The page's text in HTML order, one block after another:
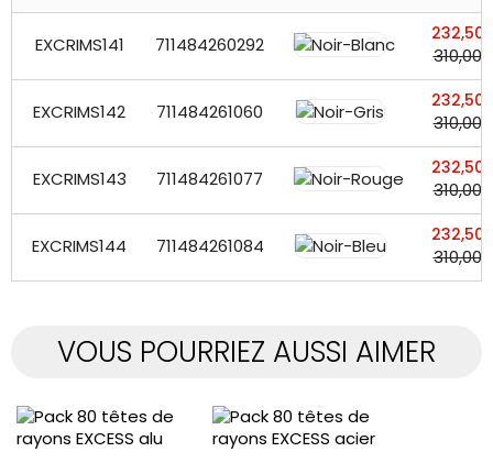
EXCRIMS141 711484260292 232,50
310,00
EXCRIMS142 711484261060 232,50
310,00
EXCRIMS143 711484261077 232,50
310,00
EXCRIMS144 711484261084 232,50
310,00
VOUS POURRIEZ AUSSI AIMER